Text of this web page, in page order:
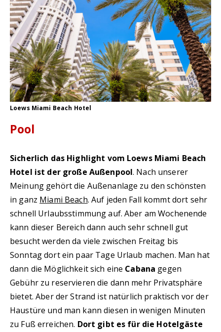
Loews Miami Beach Hotel
Pool
Sicherlich das Highlight vom Loews Miami Beach
Hotel ist der große Außenpool. Nach unserer
Meinung gehört die Außenanlage zu den schönsten
in ganz Miami Beach. Auf jeden Fall kommt dort sehr
schnell Urlaubsstimmung auf. Aber am Wochenende
kann dieser Bereich dann auch sehr schnell gut
besucht werden da viele zwischen Freitag bis
Sonntag dort ein paar Tage Urlaub machen. Man hat
dann die Möglichkeit sich eine Cabana gegen
Gebühr zu reservieren die dann mehr Privatsphäre
bietet. Aber der Strand ist natürlich praktisch vor der
Haustüre und man kann diesen in wenigen Minuten
zu Fuß erreichen. Dort gibt es für die Hotelgäste